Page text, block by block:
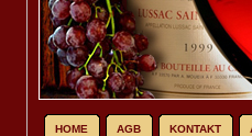
HOME AGB KONTAKT